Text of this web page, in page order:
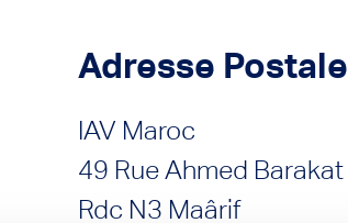
Adresse Postale
IAV Maroc
49 Rue Ahmed Barakat
Rdc N3 Maârif